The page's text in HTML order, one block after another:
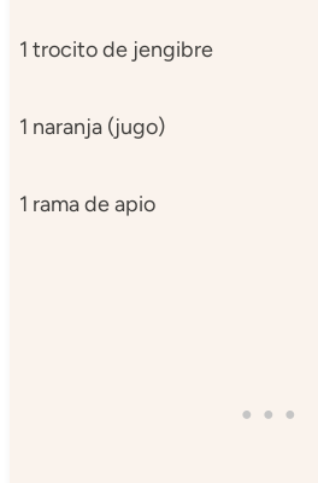
1 trocito de jengibre
1 naranja (jugo)
1 rama de apio